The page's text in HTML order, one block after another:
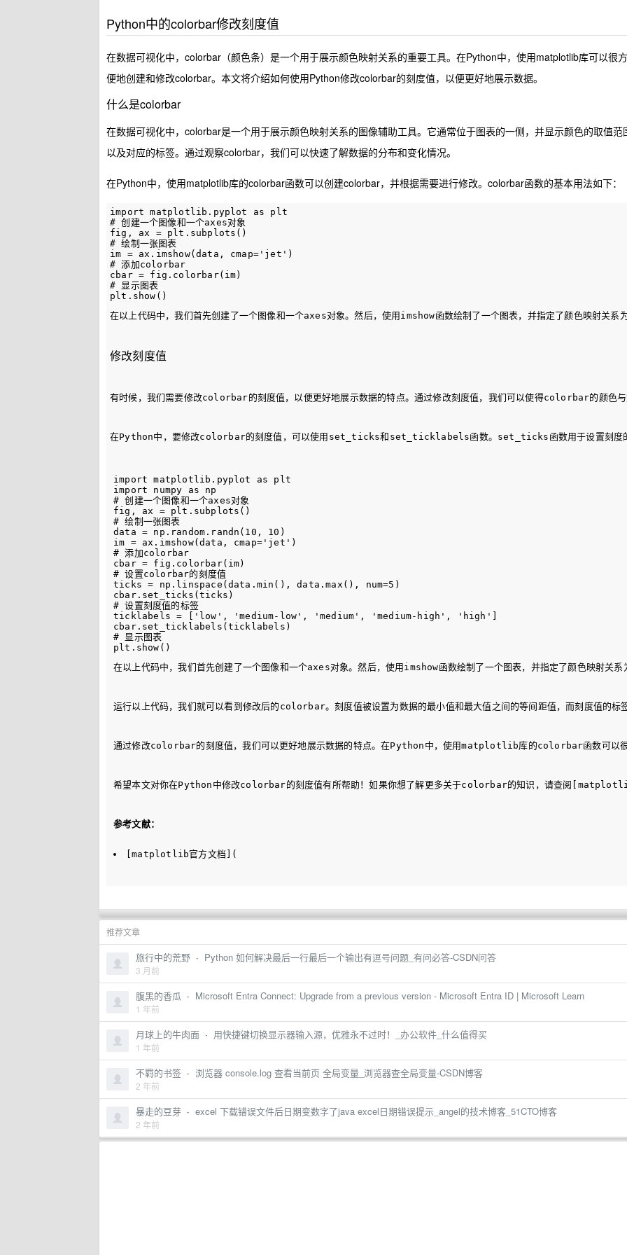
Python中的colorbar修改刻度值
在数据可视化中，colorbar（颜色条）是一个用于展示颜色映射关系的重要工具。在Python中，使用matplotlib库可以很方
便地创建和修改colorbar。本文将介绍如何使用Python修改colorbar的刻度值，以便更好地展示数据。
什么是colorbar
在数据可视化中，colorbar是一个用于展示颜色映射关系的图像辅助工具。它通常位于图表的一侧，并显示颜色的取值范
以及对应的标签。通过观察colorbar，我们可以快速了解数据的分布和变化情况。
在Python中，使用matplotlib库的colorbar函数可以创建colorbar，并根据需要进行修改。colorbar函数的基本用法如下：
import matplotlib.pyplot as plt
# 创建一个图像和一个axes对象
fig, ax = plt.subplots()
# 绘制一张图表
im = ax.imshow(data, cmap='jet')
# 添加colorbar
cbar = fig.colorbar(im)
# 显示图表
在以上代码中，我们首先创建了一个图像和一个axes对象。然后，使用imshow函数绘制了一个图表，并指定了颜色
修改刻度值
有时候，我们需要修改colorbar的刻度值，以便更好地展示数据的特点。通过修改刻度值，我们可以使得colorbar的颜色与
在Python中，要修改colorbar的刻度值，可以使用set_ticks和set_ticklabels函数。set_ticks函数用于设置刻度的
import matplotlib.pyplot as plt
import numpy as np
# 创建一个图像和一个axes对象
fig, ax = plt.subplots()
# 绘制一张图表
data = np.random.randn(10, 10)
im = ax.imshow(data, cmap='jet')
# 添加colorbar
cbar = fig.colorbar(im)
# 设置colorbar的刻度值
ticks = np.linspace(data.min(), data.max(), num=5)
cbar.set_ticks(ticks)
# 设置刻度值的标签
ticklabels = ['low', 'medium-low', 'medium', 'medium-high', 'high']
cbar.set_ticklabels(ticklabels)
# 显示图表
在以上代码中，我们首先创建了一个图像和一个axes对象。然后，使用imshow函数绘制了一个图表，并指定了颜
运行以上代码，我们就可以看到修改后的colorbar。刻度值被设置为数据的最小值和最大值之间的等间距值，而
通过修改colorbar的刻度值，我们可以更好地展示数据的特点。在Python中，使用matplotlib库的colorbar函数
希望本文对你在Python中修改colorbar的刻度值有所帮助！如果你想了解更多关于colorbar的知识，请查阅
参考文献：
[matplotlib官方文档](
推荐文章
旅行中的荒野 · Python 如何解决最后一行最后一个输出有逗号问题_有问必答-CSDN问答
3 月前
腹黑的香瓜 · Microsoft Entra Connect: Upgrade from a previous version - Microsoft Entra ID | Microsoft Learn
1 年前
月球上的牛肉面 · 用快捷键切换显示器输入源，优雅永不过时！_办公软件_什么值得买
1 年前
不羁的书签 · 浏览器 console.log 查看当前页 全局变量_浏览器查全局变量-CSDN博客
2 年前
暴走的豆芽 · excel 下载错误文件后日期变数字了java excel日期错误提示_angel的技术博客_51CTO博客
2 年前